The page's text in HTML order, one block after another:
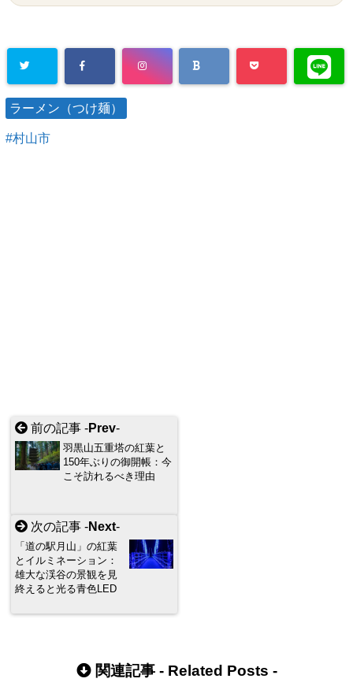
ラーメン（つけ麺）
村山市
前の記事 -Prev-
羽黒山五重塔の紅葉と
150年ぶりの御開帳：今
こそ訪れるべき理由
次の記事 -Next-
「道の駅月山」の紅葉
とイルミネーション：
雄大な渓谷の景観を見
終えると光る青色LED
関連記事 - Related Posts -